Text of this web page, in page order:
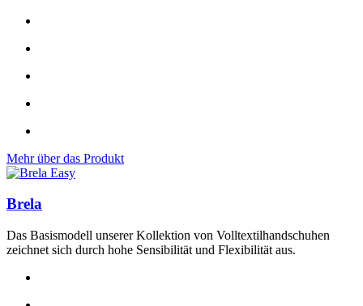
Mehr über das Produkt
Brela
Das Basismodell unserer Kollektion von Volltextilhandschuhen
zeichnet sich durch hohe Sensibilität und Flexibilität aus.